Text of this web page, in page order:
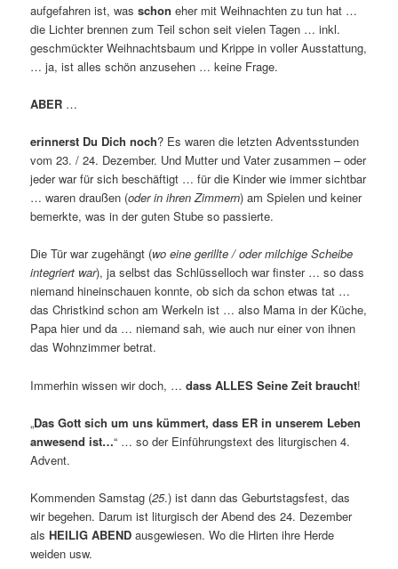
aufgefahren ist, wasschon eher mit Weihnachten zu tun hat …
die Lichter brennen zum Teil schon seit vielen Tagen … inkl.
geschmückter Weihnachtsbaum und Krippe in voller Ausstattung,
… ja, ist alles schön anzusehen … keine Frage.
ABER …
erinnerst Du Dich noch? Es waren die letzten Adventsstunden
vom 23. / 24. Dezember. Und Mutter und Vater zusammen – oder
jeder war für sich beschäftigt … für die Kinder wie immer sichtbar
… waren draußen (oder in ihren Zimmern) am Spielen und keiner
bemerkte, was in der guten Stube so passierte.
Die Tür war zugehängt (wo eine gerillte / oder milchige Scheibe
integriert war), ja selbst das Schlüsselloch war finster … so dass
niemand hineinschauen konnte, ob sich da schon etwas tat …
das Christkind schon am Werkeln ist … also Mama in der Küche,
Papa hier und da … niemand sah, wie auch nur einer von ihnen
das Wohnzimmer betrat.
Immerhin wissen wir doch, …dass ALLES Seine Zeit braucht!
„Das Gott sich um uns kümmert, dass ER in unserem Leben
anwesend ist…“ … so der Einführungstext des liturgischen 4.
Advent.
Kommenden Samstag (25.) ist dann das Geburtstagsfest, das
wir begehen. Darum ist liturgisch der Abend des 24. Dezember
alsHEILIG ABEND ausgewiesen. Wo die Hirten ihre Herde
weiden usw.